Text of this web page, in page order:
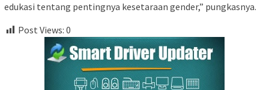
edukasi tentang pentingnya kesetaraan gender,” pungkasnya.
Post Views: 0